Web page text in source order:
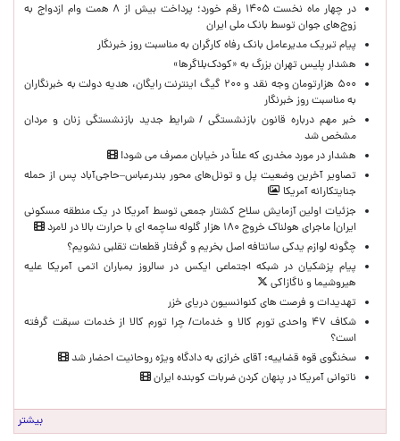
در چهار ماه نخست ۱۴۰۵ رقم خورد؛ پرداخت بیش از ۸ همت وام ازدواج به
زوج‌های جوان توسط بانک ملی ایران
پیام تبریک مدیرعامل بانک رفاه کارگران به مناسبت روز خبرنگار
هشدار پلیس تهران بزرگ به «کودک‌بلاگرها»
۵۰۰ هزارتومان وجه نقد و ۲۰۰ گیگ اینترنت رایگان، هدیه دولت به خبرنگاران
به مناسبت روز خبرنگار
خبر مهم درباره قانون بازنشستگی / شرایط جدید بازنشستگی زنان و مردان
مشخص شد
هشدار در مورد مخدری که علناً در خیابان مصرف می شود!
تصاویر آخرین وضعیت پل و تونل‌های محور بندرعباس–حاجی‌آباد پس از حمله
جنایتکارانه آمریکا
جزئیات اولین آزمایش سلاح کشتار جمعی توسط آمریکا در یک منطقه مسکونی
ایران| ماجرای هولناک خروج ۱۸۰ هزار گلوله ساچمه ای با حرارت بالا در لامرد
چگونه لوازم یدکی سانتافه اصل بخریم و گرفتار قطعات تقلبی نشویم؟
پیام پزشکیان در شبکه اجتماعی ایکس در سالروز بمباران اتمی آمریکا علیه
هیروشیما و ناگازاکی
تهدیدات و فرصت های کنوانسیون دریای خزر
شکاف ۴۷ واحدی تورم کالا و خدمات/ چرا تورم کالا از خدمات سبقت گرفته
است؟
سخنگوی قوه قضاییه: آقای خرازی به دادگاه ویژه روحانیت احضار شد
ناتوانی آمریکا در پنهان کردن ضربات کوبنده ایران
بیشتر